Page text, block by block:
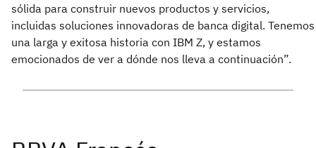
sólida para construir nuevos productos y servicios,
incluidas soluciones innovadoras de banca digital. Tenemos
una larga y exitosa historia con IBM Z, y estamos
emocionados de ver a dónde nos lleva a continuación”.